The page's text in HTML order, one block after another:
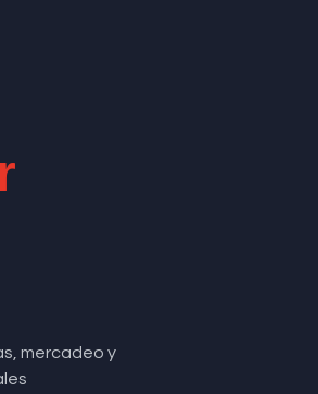
mercadeo y